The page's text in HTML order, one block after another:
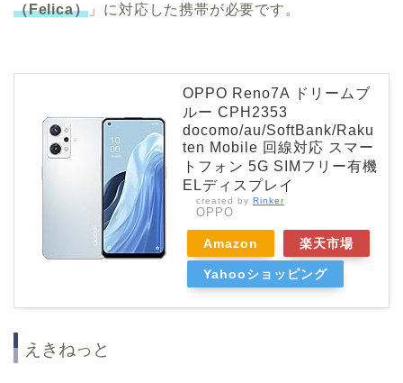
（Felica） 」に対応した携帯が必要です。
OPPO Reno7A ドリームブ
ルー CPH2353
docomo/au/SoftBank/Raku
ten Mobile 回線対応 スマー
トフォン 5G SIMフリー有機
ELディスプレイ
created by Rinker
OPPO
Amazon 楽天市場
Yahooショッピング
えきねっと